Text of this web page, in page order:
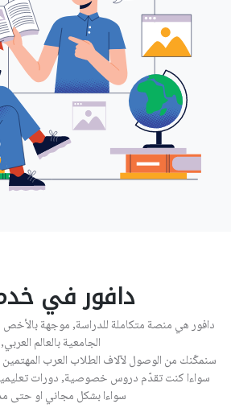
دافور في
دافور هي منصة متكاملة للدراسة, موجهة بالأخص
الجامعية بالعالم العربي,
سنمكّنك من الوصول لآلاف الطلاب العرب المهتمين
سواءا كنت تقدّم دروس خصوصية, دورات
سواءا بشكل مجاني او حتى